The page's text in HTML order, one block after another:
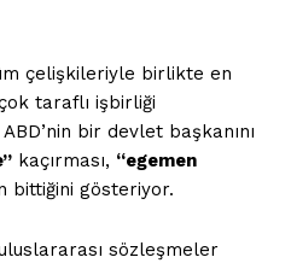
çelişkileriyle birlikte en
taraflı işbirliği
bir devlet başkanını
kaçırması, “egemen
bittiğini gösteriyor.
sözleşmeler